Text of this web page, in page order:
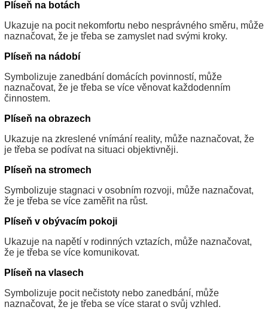
Plíseň na botách
Ukazuje na pocit nekomfortu nebo nesprávného směru, může
naznačovat, že je třeba se zamyslet nad svými kroky.
Plíseň na nádobí
Symbolizuje zanedbání domácích povinností, může
naznačovat, že je třeba se více věnovat každodenním
činnostem.
Plíseň na obrazech
Ukazuje na zkreslené vnímání reality, může naznačovat, že
je třeba se podívat na situaci objektivněji.
Plíseň na stromech
Symbolizuje stagnaci v osobním rozvoji, může naznačovat,
že je třeba se více zaměřit na růst.
Plíseň v obývacím pokoji
Ukazuje na napětí v rodinných vztazích, může naznačovat,
že je třeba se více komunikovat.
Plíseň na vlasech
Symbolizuje pocit nečistoty nebo zanedbání, může
naznačovat, že je třeba se více starat o svůj vzhled.